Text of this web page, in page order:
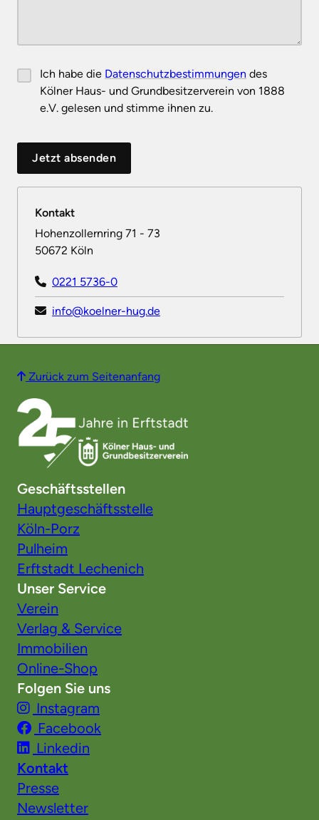
Ich habe die Datenschutzbestimmungen des
Kölner Haus- und Grundbesitzerverein von 1888
e.V. gelesen und stimme ihnen zu.
Jetzt absenden
Kontakt
Hohenzollernring 71 - 73
50672 Köln
0221 5736-0
info@koelner-hug.de
Zurück zum Seitenanfang
Geschäftsstellen
Hauptgeschäftsstelle
Köln-Porz
Pulheim
Erftstadt Lechenich
Unser Service
Verein
Verlag & Service
Immobilien
Online-Shop
Folgen Sie uns
Instagram
Facebook
Linkedin
Kontakt
Presse
Newsletter